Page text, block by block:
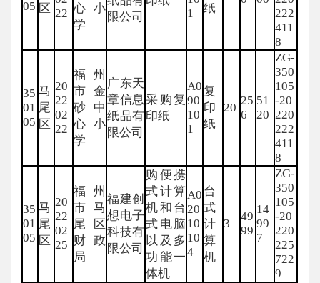
05 区 22 心小
学
限公司
1
纸
222
411
8
35
01
05
马
尾
区
20
22
02
22
福州
市金
砂中
心小
学
广东天
章信息
纸品有
限公司
采购复
印纸
A0
90
10
1
复
印
纸
20
25
6
51
20
ZG-
350
105
-20
220
222
411
8
35
01
05
马
尾
区
20
22
02
25
福州
市马
尾区
财政
局
福建创
想电子
科技有
限公司
购便携
式计算
机和台
式电脑
以及多
功能一
体机
A0
20
10
10
4
台
式
计
算
机
3
49
99
14
99
7
ZG-
350
105
-20
220
225
722
9